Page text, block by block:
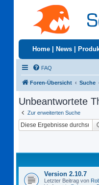
Home News
FAQ
Foren-Übersicht Suche
Unbeantwortete
Zur erweiterten Suche
Version 2.10.7
Letzter Beitrag von